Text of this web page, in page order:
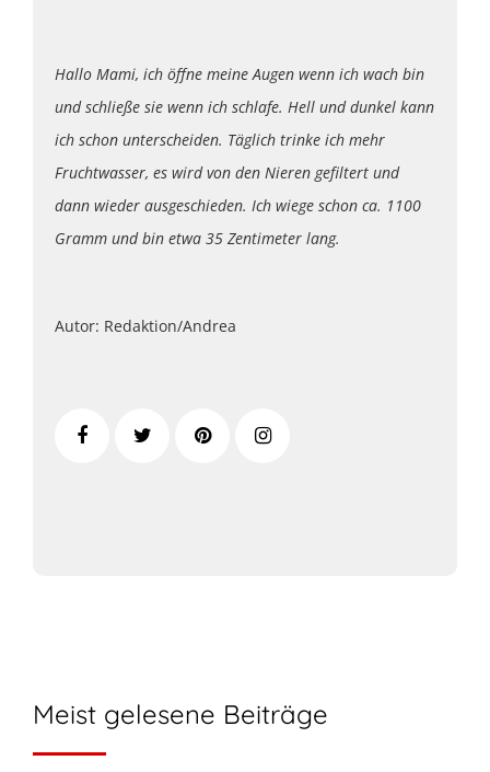
Hallo Mami, ich öffne meine Augen wenn ich wach bin
und schließe sie wenn ich schlafe. Hell und dunkel kann
ich schon unterscheiden. Täglich trinke ich mehr
Fruchtwasser, es wird von den Nieren gefiltert und
dann wieder ausgeschieden. Ich wiege schon ca. 1100
Gramm und bin etwa 35 Zentimeter lang.
Autor: Redaktion/Andrea
Meist gelesene Beiträge